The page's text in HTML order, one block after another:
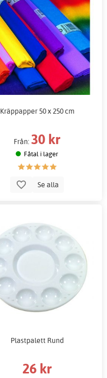
Kräppapper 50 x 250 cm
Från: 30 kr
Fåtal i lager
Se alla
Plastpalett Rund
26 kr